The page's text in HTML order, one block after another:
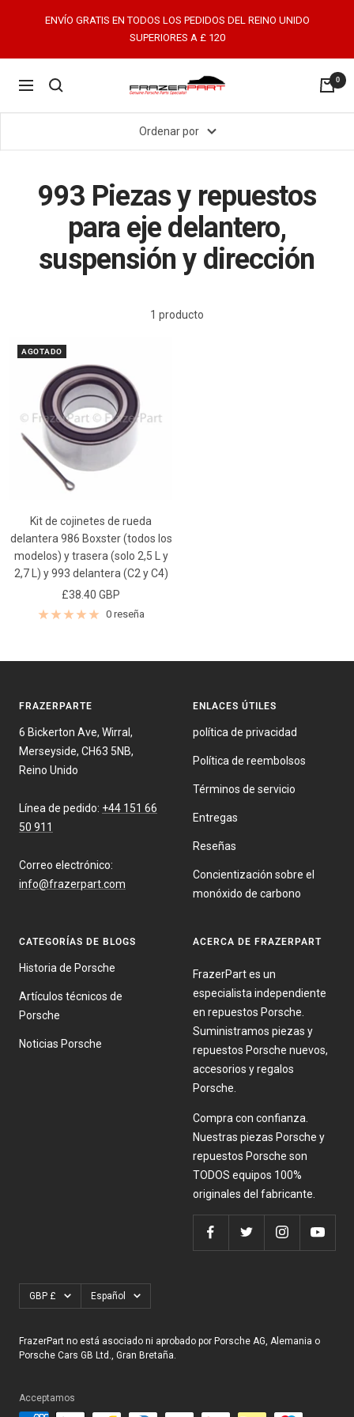
ENVÍO GRATIS EN TODOS LOS PEDIDOS DEL REINO UNIDO
SUPERIORES A £ 120
Navigación
FrazerPart
0
Ordenar por
993 Piezas y repuestos
para eje delantero,
suspensión y dirección
1 producto
AGOTADO
Kit de cojinetes de rueda
delantera 986 Boxster (todos los
modelos) y trasera (solo 2,5 L y
2,7 ​​L) y 993 delantera (C2 y C4)
Precio
de
£38.40 GBP
0 reseña
FRAZERPARTE
6 Bickerton Ave, Wirral,
Merseyside, CH63 5NB,
Reino Unido
Línea de pedido: +44 151 66
50 911
Correo electrónico:
info@frazerpart.com
ENLACES ÚTILES
política de privacidad
Política de reembolsos
Términos de servicio
Entregas
Reseñas
Concientización sobre el
monóxido de carbono
CATEGORÍAS DE BLOGS
Historia de Porsche
Artículos técnicos de
Porsche
Noticias Porsche
ACERCA DE FRAZERPART
FrazerPart es un
especialista independiente
en repuestos Porsche.
Suministramos piezas y
repuestos Porsche nuevos,
accesorios y regalos
Porsche.
Compra con confianza.
Nuestras piezas Porsche y
repuestos Porsche son
TODOS equipos 100%
originales del fabricante.
Moneda
GBP £ Idioma
Español
FrazerPart no está asociado ni aprobado por Porsche AG, Alemania o
Porsche Cars GB Ltd., Gran Bretaña.
Acceptamos